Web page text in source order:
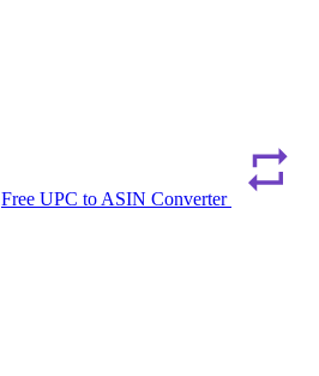
Free UPC to ASIN Converter